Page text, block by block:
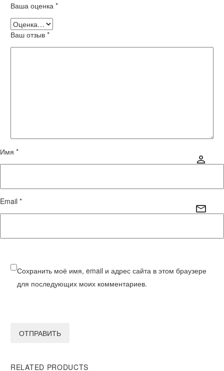
Ваша оценка *
Ваш отзыв *
Имя *
Email *
Сохранить моё имя, email и адрес сайта в этом браузере
для последующих моих комментариев.
ОТПРАВИТЬ
RELATED PRODUCTS